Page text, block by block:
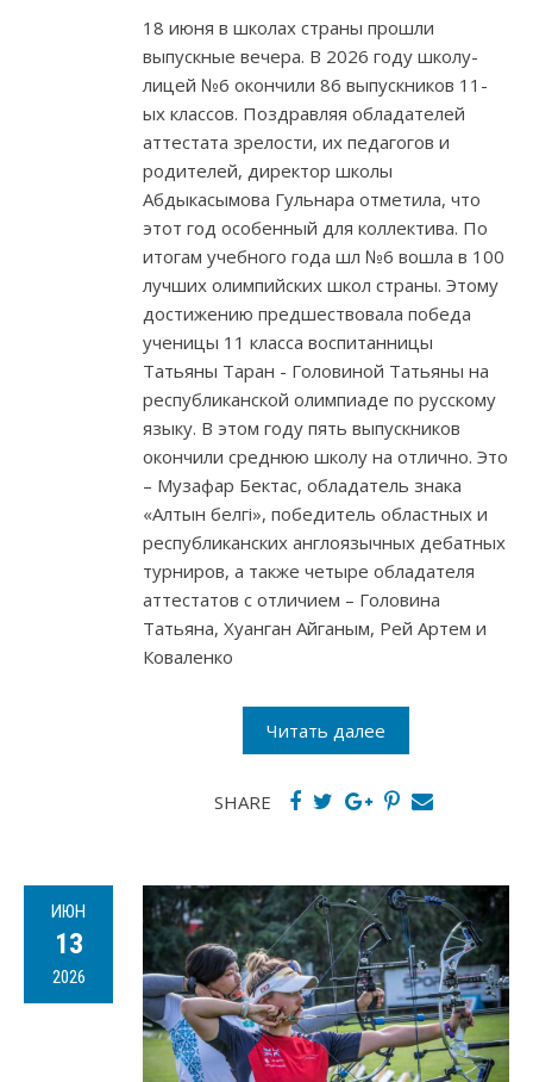
18 июня в школах страны прошли
выпускные вечера. В 2026 году школу-
лицей №6 окончили 86 выпускников 11-
ых классов. Поздравляя обладателей
аттестата зрелости, их педагогов и
родителей, директор школы
Абдыкасымова Гульнара отметила, что
этот год особенный для коллектива. По
итогам учебного года шл №6 вошла в 100
лучших олимпийских школ страны. Этому
достижению предшествовала победа
ученицы 11 класса воспитанницы
Татьяны Таран - Головиной Татьяны на
республиканской олимпиаде по русскому
языку. В этом году пять выпускников
окончили среднюю школу на отлично. Это
– Музафар Бектас, обладатель знака
«Алтын белгi», победитель областных и
республиканских англоязычных дебатных
турниров, а также четыре обладателя
аттестатов с отличием – Головина
Татьяна, Хуанган Айганым, Рей Артем и
Коваленко
Читать далее
SHARE
ИЮН
13
2026